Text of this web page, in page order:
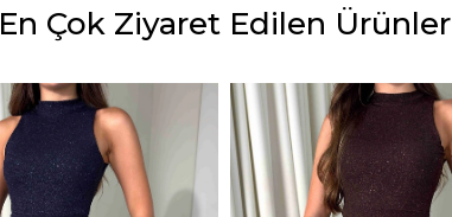
En Çok Ziyaret Edilen Ürünler